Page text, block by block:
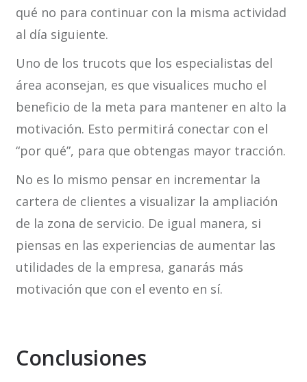
qué no para continuar con la misma actividad
al día siguiente.
Uno de los trucots que los especialistas del
área aconsejan, es que visualices mucho el
beneficio de la meta para mantener en alto la
motivación. Esto permitirá conectar con el
“por qué”, para que obtengas mayor tracción.
No es lo mismo pensar en incrementar la
cartera de clientes a visualizar la ampliación
de la zona de servicio. De igual manera, si
piensas en las experiencias de aumentar las
utilidades de la empresa, ganarás más
motivación que con el evento en sí.
Conclusiones